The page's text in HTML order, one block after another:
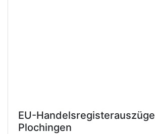
EU-Handelsregisterauszüge
Plochingen